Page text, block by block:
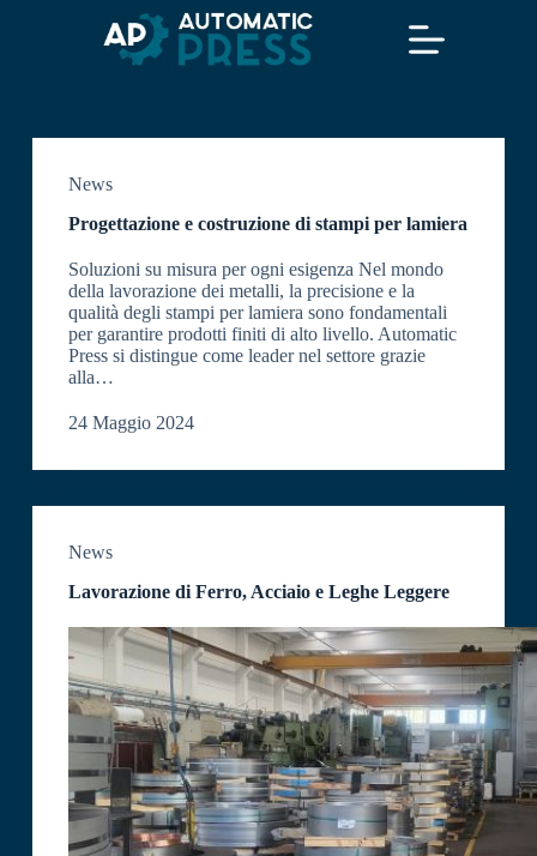
News
Progettazione e costruzione di stampi per lamiera
Soluzioni su misura per ogni esigenza Nel mondo
della lavorazione dei metalli, la precisione e la
qualità degli stampi per lamiera sono fondamentali
per garantire prodotti finiti di alto livello. Automatic
Press si distingue come leader nel settore grazie
alla…
24 Maggio 2024
News
Lavorazione di Ferro, Acciaio e Leghe Leggere